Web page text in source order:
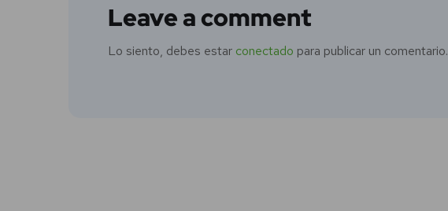
Leave a comment
Lo siento, debes estar conectado para publicar un comentario.